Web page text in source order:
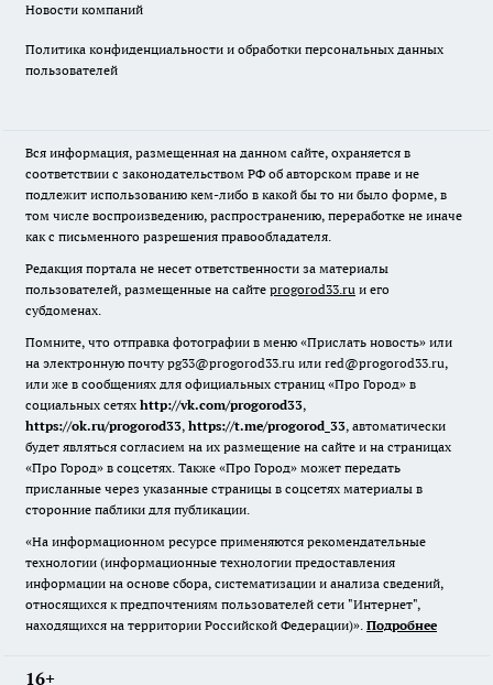
Новости компаний
Политика конфиденциальности и обработки персональных данных
пользователей
Вся информация, размещенная на данном сайте, охраняется в
соответствии с законодательством РФ об авторском праве и не
подлежит использованию кем-либо в какой бы то ни было форме, в
том числе воспроизведению, распространению, переработке не иначе
как с письменного разрешения правообладателя.
Редакция портала не несет ответственности за материалы
пользователей, размещенные на сайте progorod33.ru и его
субдоменах.
Помните, что отправка фотографии в меню «Прислать новость» или
на электронную почту pg33@progorod33.ru или red@progorod33.ru,
или же в сообщениях для официальных страниц «Про Город» в
социальных сетях http://vk.com/progorod33,
https://ok.ru/progorod33, https://t.me/progorod_33, автоматически
будет являться согласием на их размещение на сайте и на страницах
«Про Город» в соцсетях. Также «Про Город» может передать
присланные через указанные страницы в соцсетях материалы в
сторонние паблики для публикации.
«На информационном ресурсе применяются рекомендательные
технологии (информационные технологии предоставления
информации на основе сбора, систематизации и анализа сведений,
относящихся к предпочтениям пользователей сети "Интернет",
находящихся на территории Российской Федерации)». Подробнее
16+